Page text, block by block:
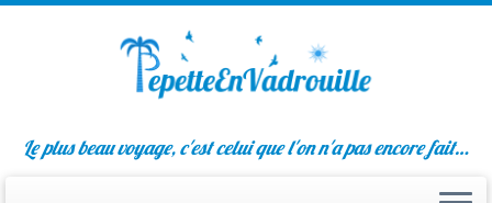
Le plus beau voyage, c'est celui que l'on n'a pas encore fait…
Liens sociaux